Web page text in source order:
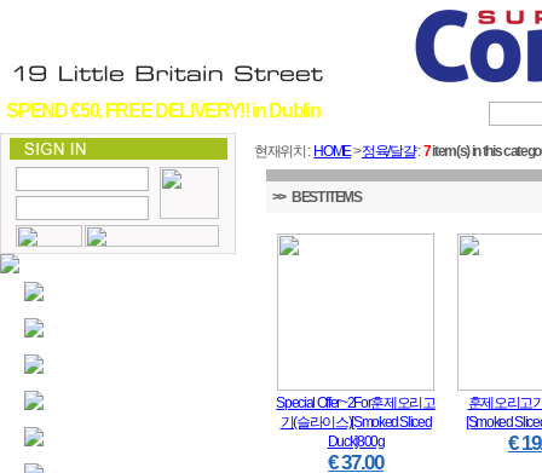
SPEND €50, FREE DELIVERY!! in Dublin
현재위치 : HOME>정육/달걀:7item(s) in this
>> BEST ITEMS
Special Offer~2For훈제오리고
기(슬라이스)[Smoked Sliced
Duck]800g
€ 37.00
훈제오리고
[Smoked
€